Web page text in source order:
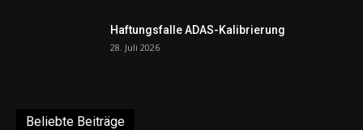
Haftungsfalle ADAS-Kalibrierung
28. Juli 2026
Beliebte Beiträge